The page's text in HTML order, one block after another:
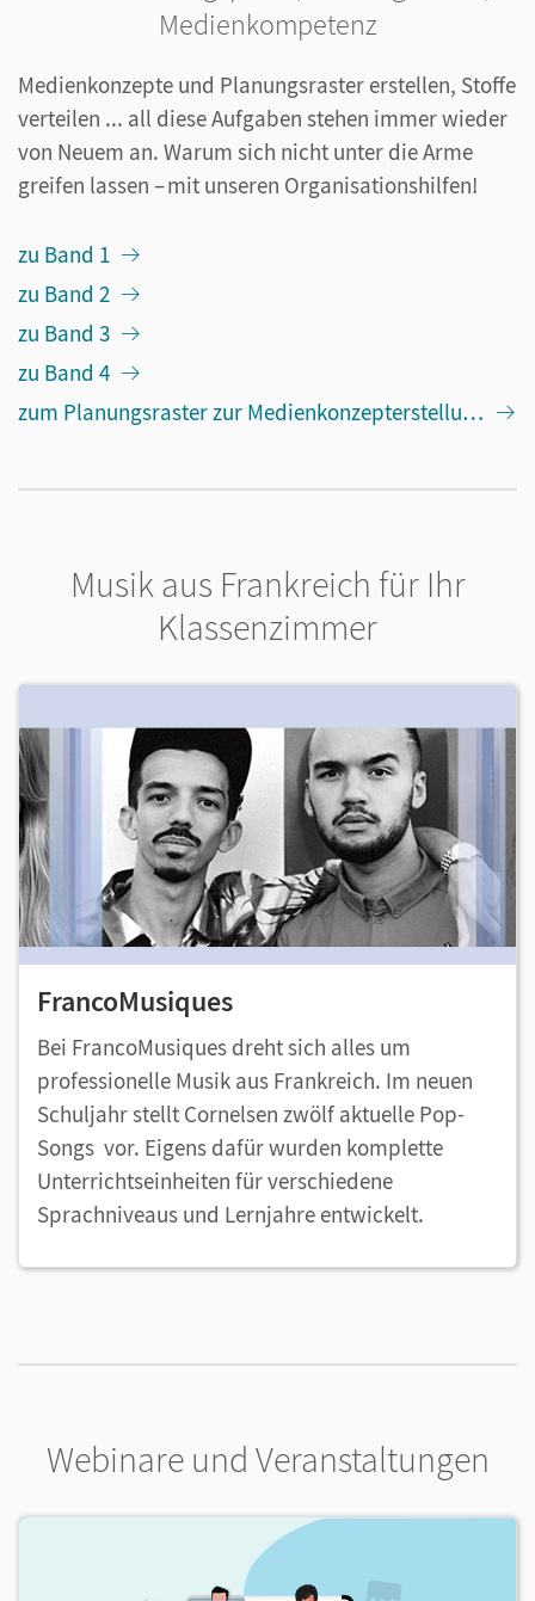
Medienkompetenz
Medienkonzepte und Planungsraster erstellen, Stoffe
verteilen ... all diese Aufgaben stehen immer wieder
von Neuem an. Warum sich nicht unter die Arme
greifen lassen – mit unseren Organisationshilfen!
zu Band 1
zu Band 2
zu Band 3
zu Band 4
zum Planungsraster zur Medienkonzepterstellung zu Band 1-4
Musik aus Frankreich für Ihr
Klassenzimmer
FrancoMusiques
Bei FrancoMusiques dreht sich alles um
professionelle Musik aus Frankreich. Im neuen
Schuljahr stellt Cornelsen zwölf aktuelle Pop-
Songs vor. Eigens dafür wurden komplette
Unterrichtseinheiten für verschiedene
Sprachniveaus und Lernjahre entwickelt.
Webinare und Veranstaltungen